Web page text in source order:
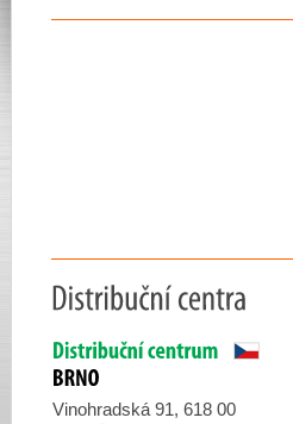
Vinohradská 91, 618 00